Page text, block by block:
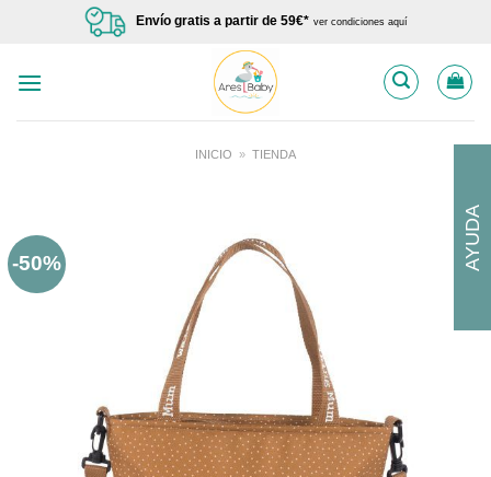
Envío gratis a partir de 59€* ver condiciones aquí
INICIO » TIENDA
-50% AYUDA